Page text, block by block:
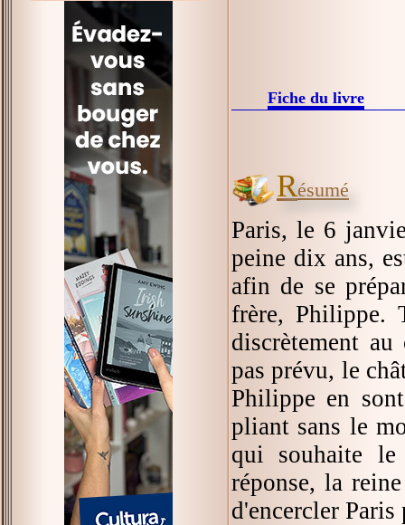
Fiche du livre
Résumé
Paris, le 6
peine dix ans,
afin de se
frère, Philippe.
discrètement
pas prévu, le
Philippe en
pliant sans le
qui souhaite le
réponse, la
d'encercler